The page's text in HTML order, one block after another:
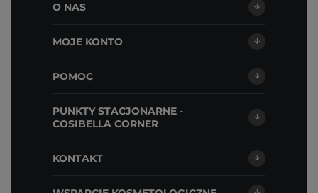
O NAS
MOJE KONTO
POMOC
PUNKTY STACJONARNE -
COSIBELLA CORNER
KONTAKT